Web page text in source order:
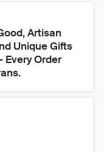
Artisan
Unique Gifts
Every Order